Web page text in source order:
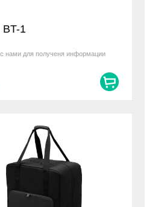
BT-1
нами для полученя информации